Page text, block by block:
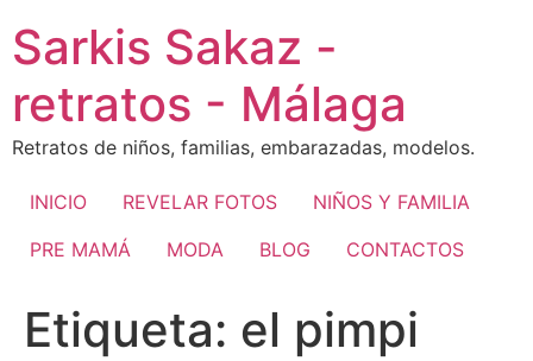
contenido
Sarkis Sakaz -
retratos - Málaga
Retratos de niños, familias, embarazadas, modelos.
INICIO REVELAR FOTOS
NIÑOS Y FAMILIA
PRE MAMÁ
MODA BLOG CONTACTOS
Etiqueta: el pimpi